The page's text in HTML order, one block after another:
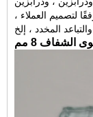
لتصميم العملاء ،